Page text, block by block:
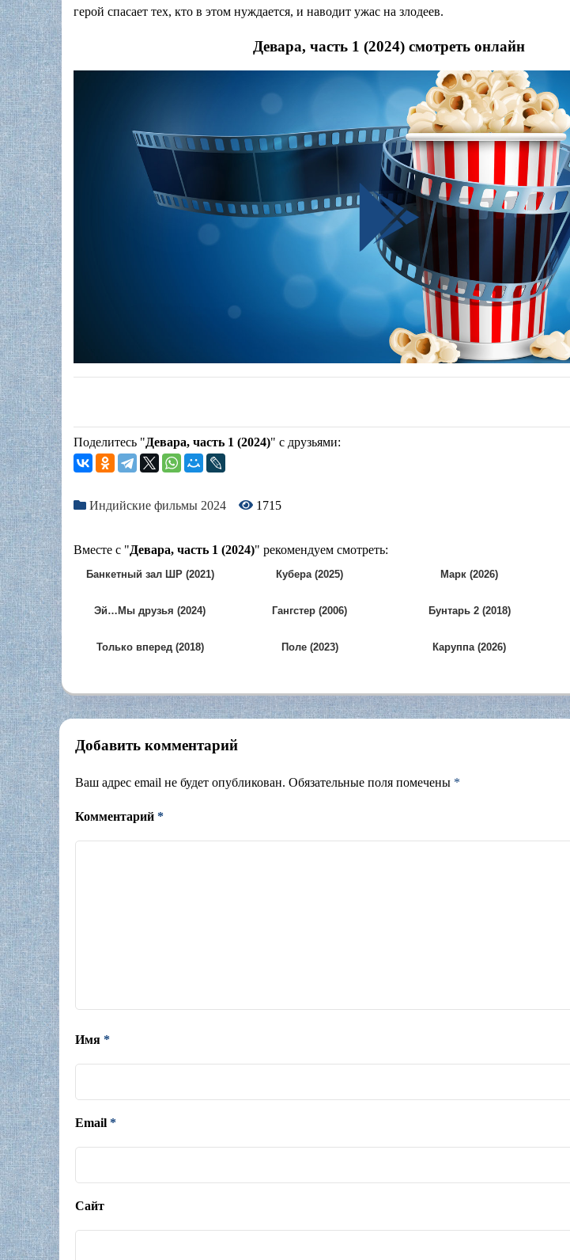
герой спасает тех, кто в этом нуждается, и наводит ужас на злодеев.
Девара, часть 1 (2024) смотреть онлайн
Поделитесь "Девара, часть 1 (2024)" с друзьями:
Индийские фильмы 2024 1715
Вместе с "Девара, часть 1 (2024)" рекомендуем смотреть:
Банкетный зал ШР (2021) Кубера (2025) Марк (2026)
Эй…Мы друзья (2024) Гангстер (2006) Бунтарь 2 (2018)
Только вперед (2018) Поле (2023) Каруппа (2026)
Добавить комментарий
Ваш адрес email не будет опубликован. Обязательные поля помечены *
Комментарий *
Имя *
Email *
Сайт